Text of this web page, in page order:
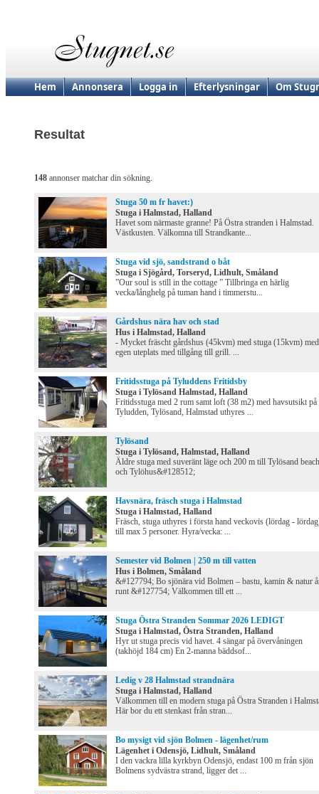
Hem Annonsera Logga in Efterlysningar Om
Resultat
148 annonser matchar din sökning.
Stuga 50 m fr havet:)
Stuga i Halmstad, Halland
Havet som närmaste granne! På Östra stranden i Halmstad.
Västkusten. Välkomna till Strandkante...
Stuga vid sjö, sandstrand o båt
Stuga i Sjögård, Torseryd, Lidhult, Småland
”Our soul is still in the cottage ” Tillbringa en härlig
vecka/långhelg på tuman hand i timmerstu...
Gårdshus nära hav och stad
Hus i Halmstad, Halland
- Mycket fräscht gårdshus (45kvm) med stuga (15kvm) med
egen uteplats med tillgång till grill. ...
Fritidsstuga på Tyluddens Fritidsby
Stuga i Tylösand Halmstad, Halland
Fritidsstuga med 2 rum samt loft (38 m2) med havsutsikt på
Tyludden, Tylösand, Halmstad uthyres ...
Tylösand
Stuga i Tylösand, Halmstad, Halland
Äldre stuga med suveränt läge och 200 m till Tylösand beach
och Tylöhus&#128512;
Havsnära, fräsch stuga i Halmstad
Stuga i Halmstad, Halland
Fräsch, stuga uthyres i första hand veckovis (lördag -
till max 5 personer. Hyra/vecka: ...
Semester vid Bolmen | 250 m till vatten
Hus i Bolmen, Småland
&#127794; Bo sjönära vid Bolmen – bastu, kamin & natur
runt &#127754; Välkommen till ett ...
Stuga Östra Stranden Sommar 2026 LEDIGT
Stuga i Halmstad, Östra Stranden, Halland
Hyr ut stuga precis vid havet. 4 sängar på övervåningen
(takhöjd 184 cm) En 2-manna bäddsof...
Ledig v 28 Halmstad strandnära
Stuga i Halmstad, Halland
Välkommen till en modern stuga på Östra Stranden i
Här bor du ett stenkast från stran...
Bo mysigt vid sjön Bolmen - lägenhet/rum
Lägenhet i Odensjö, Lidhult, Småland
I den vackra lilla kyrkbyn Odensjö, endast 100 m från sjön
Bolmens sydvästra strand, ligger det ...